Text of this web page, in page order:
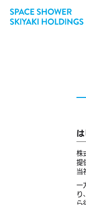
株
提
当
一
り
ら